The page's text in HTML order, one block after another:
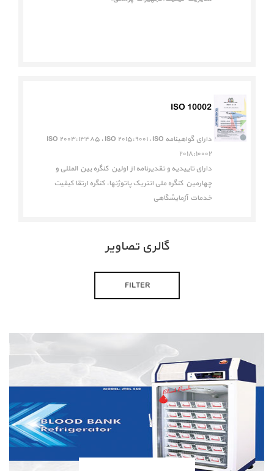
ISO 10002
دارای گواهینامه ISO ۲۰۰۳:۱۳۴۸۵ ، ISO ۲۰۱۵:۹۰۰۱ ، ISO
۲۰۱۸:۱۰۰۰۲
دارای تاییدیه و تقدیرنامه از اولین کنگره بین المللی و
چهارمین کنگره ملی انتریک پاتوژنها، کنگره ارتقا کیفیت
خدمات آزمایشگاهی
گالری تصاویر
FILTER